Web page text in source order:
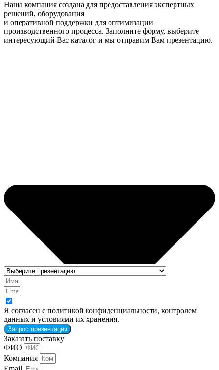
Наша компания создана для предоставления экспертных
решений, оборудования
и оперативной поддержки для оптимизации
производственного процесса. Заполните форму, выберите
интересующий Вас каталог и мы отправим Вам презентацию.
Я согласен с политикой конфиденциальности, контролем
данных и условиями их хранения.
Запрос презентации
Заказать поставку
ФИО
Компания
Email